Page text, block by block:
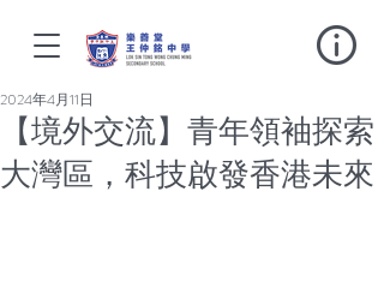
【境外交流】青年領袖探索
大灣區，科技啟發香港未來
2024年4月11日